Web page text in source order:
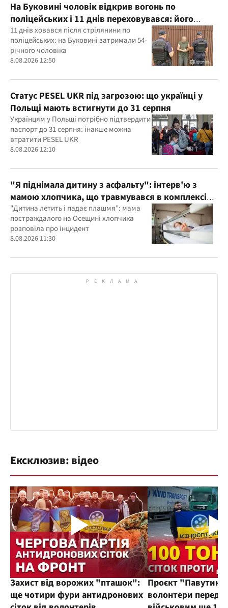
На Буковині чоловік відкрив вогонь по
поліцейських і 11 днів переховувався: його
затримали
11 днів ховався після стрілянини по
поліцейських: на Буковині затримали 54-
річного чоловіка
8.08.2026 12:50
Статус PESEL UKR під загрозою: що українці у
Польщі мають встигнути до 31 серпня
Українцям у Польщі потрібно підтвердити
паспорт до 31 серпня: інакше можна
втратити PESEL UKR
8.08.2026 12:10
"Я піднімала дитину з асфальту": інтерв'ю з
мамою хлопчика, що травмувався в комплексі
"Яхта" на Осещині
"Дитина летить і падає плашмя": мама
постраждалого на Осещині хлопчика
розповіла про інцидент
8.08.2026 11:30
Ексклюзив: відео
Захист від ворожих "пташок":
ще чотири фури антидронових
Проєкт
волонтери